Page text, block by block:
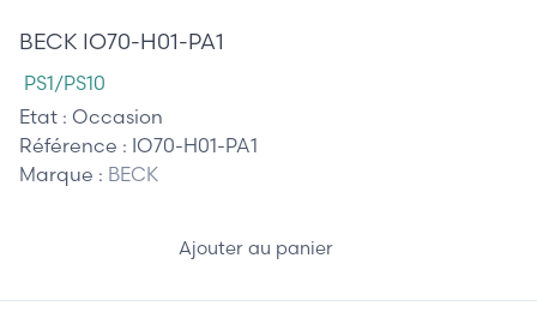
BECK IO70-H01-PA1
PS1/PS10
Etat : Occasion
Référence : IO70-H01-PA1
Marque : BECK
Ajouter au panier